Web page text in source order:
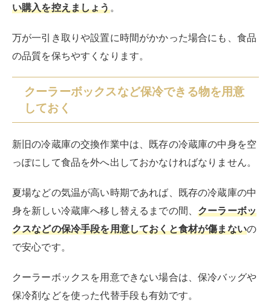
い購入を控えましょう。
万が一引き取りや設置に時間がかかった場合にも、食品
の品質を保ちやすくなります。
クーラーボックスなど保冷できる物を用意
しておく
新旧の冷蔵庫の交換作業中は、既存の冷蔵庫の中身を空
っぽにして食品を外へ出しておかなければなりません。
夏場などの気温が高い時期であれば、既存の冷蔵庫の中
身を新しい冷蔵庫へ移し替えるまでの間、クーラーボッ
クスなどの保冷手段を用意しておくと食材が傷まないの
で安心です。
クーラーボックスを用意できない場合は、保冷バッグや
保冷剤などを使った代替手段も有効です。